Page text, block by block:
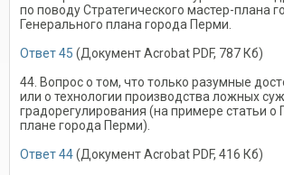
по поводу Стратегического мастер-плана
Генерального плана города Перми.
Ответ 45 (Документ Acrobat PDF, 787 Кб)
44. Вопрос о том, что только разумные
или о технологии производства ложных
градорегулирования (на примере статьи о
плане города Перми).
Ответ 44(Документ Acrobat PDF, 416 Кб)